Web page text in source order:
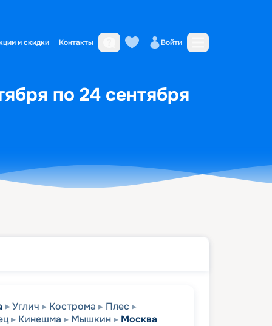
и скидки Контакты Войти
по 24 сентября
Углич Кострома
Плес
Кинешма Мышкин Москва